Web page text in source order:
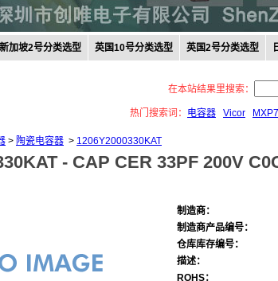
新加坡2号分类选型 英国10号分类选型 英国2号分类选型
在本站结果里搜索：
热门搜索词： 电容器 Vicor
> 陶瓷电容器 > 1206Y2000330KAT
- CAP CER 33PF 200V
制造商：
制造商产品编号：
仓库库存编号：
描述：
ROHS：